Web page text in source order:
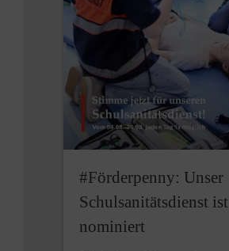
#Förderpenny: Unser
Schulsanitätsdienst ist
nominiert